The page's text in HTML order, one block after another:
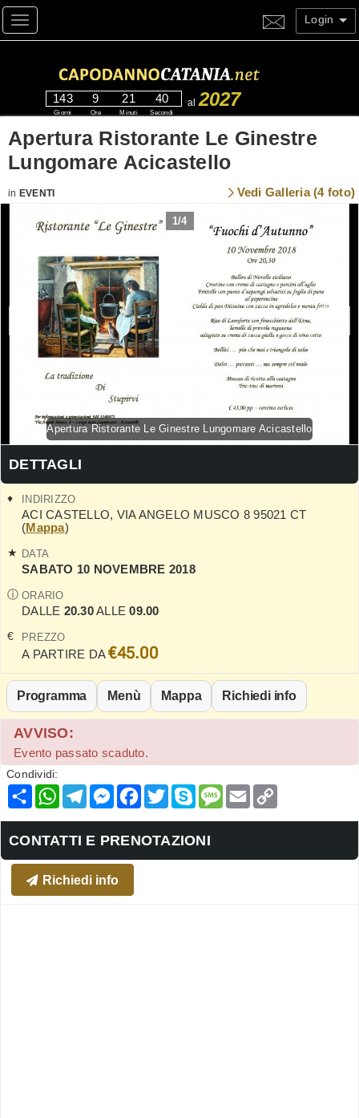
Toggle navigation Login
143
Giorni
9
Ore
21
Minuti
39
Secondi
al 2027
Apertura Ristorante Le Ginestre
Lungomare Acicastello
in EVENTI Vedi Galleria (4 foto)
1/4
Apertura Ristorante Le Ginestre Lungomare Acicastello
DETTAGLI
INDIRIZZO
ACI CASTELLO, VIA ANGELO MUSCO 8 95021 CT
(Mappa)
DATA
SABATO 10 NOVEMBRE 2018
ORARIO
DALLE 20.30ALLE09.00
PREZZO
A PARTIRE DA €45.00
Programma Menù Mappa Richiedi info
AVVISO:
Evento passato scaduto.
Condividi:
Condividi
WhatsApp
Telegram
Messenger
Facebook
TwitterSkypeMessage
Email
CONTATTI E PRENOTAZIONI
Richiedi info